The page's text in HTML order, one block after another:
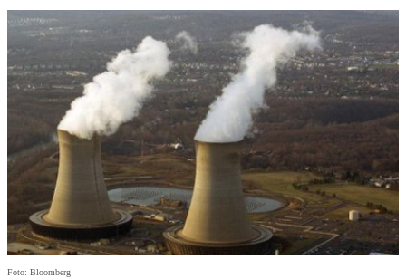
Foto: Bloomberg